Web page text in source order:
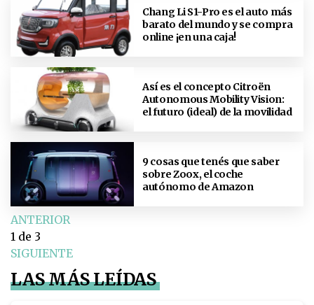
Chang Li S1-Pro es el auto más
barato del mundo y se compra
online ¡en una caja!
Así es el concepto Citroën
Autonomous Mobility Vision:
el futuro (ideal) de la movilidad
9 cosas que tenés que saber
sobre Zoox, el coche
autónomo de Amazon
ANTERIOR
1 de 3
SIGUIENTE
LAS MÁS LEÍDAS